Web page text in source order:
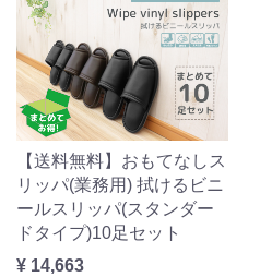
【送料無料】おもてなしス
リッパ(業務用) 拭けるビニ
ールスリッパ(スタンダー
ドタイプ)10足セット
¥ 14,663